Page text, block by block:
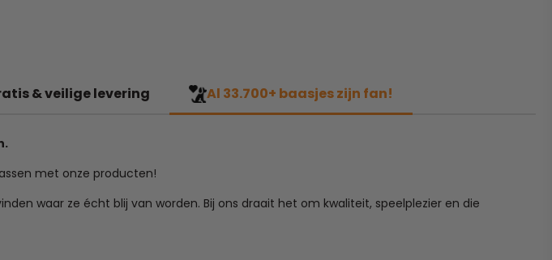
& veilige levering Al 33.700+ baasjes zijn fan!
met onze producten!
waar ze écht blij van worden. Bij ons draait het om kwaliteit, speelplezier en die